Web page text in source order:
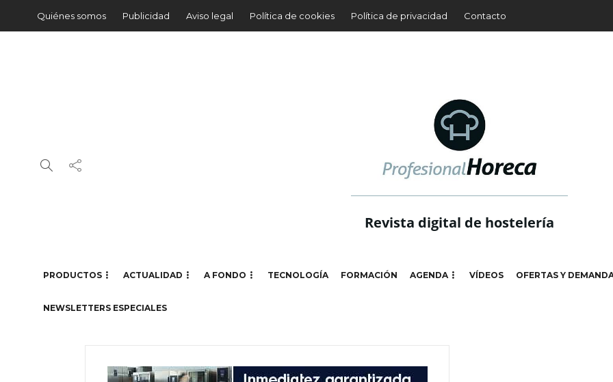
Quiénes somos Publicidad Aviso legal Política de cookies Política de privacidad Contacto
Revista digital de hostelería
PRODUCTOS ACTUALIDAD A FONDO TECNOLOGÍA FORMACIÓN AGENDA VÍDEOS OFERTAS Y
NEWSLETTERS ESPECIALES